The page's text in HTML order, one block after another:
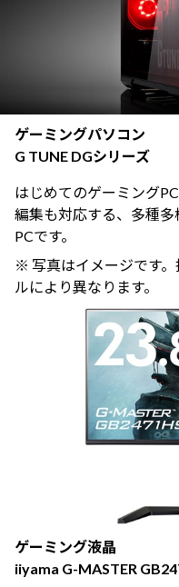
ゲーミングパソコン
G TUNE DGシリーズ
はじめてのゲーミング
編集も対応する、多種
PCです。
※ 写真はイメージです
ルにより異なります。
ゲーミング液晶
iiyama G-MASTER